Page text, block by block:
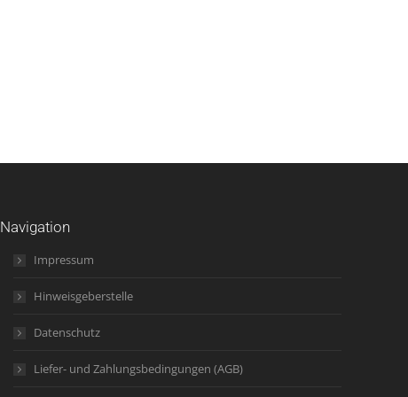
Navigation
Impressum
Hinweisgeberstelle
Datenschutz
Liefer- und Zahlungsbedingungen (AGB)